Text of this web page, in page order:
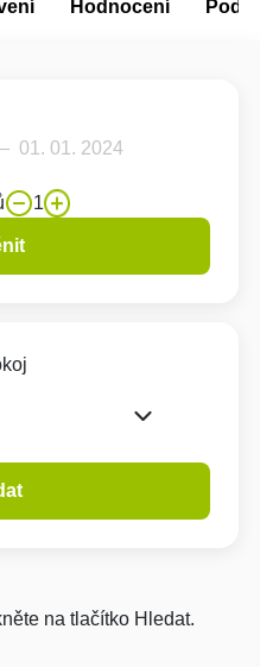
Hodnocení
1
na tlačítko Hledat.